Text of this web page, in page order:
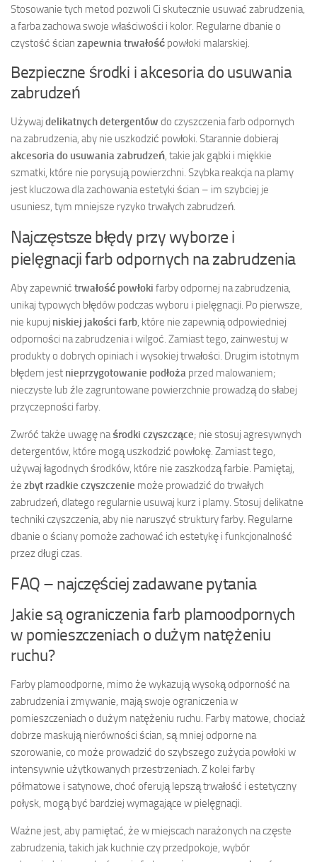
Stosowanie tych metod pozwoli Ci skutecznie usuwać zabrudzenia,
a farba zachowa swoje właściwości i kolor. Regularne dbanie o
czystość ścian zapewnia trwałość powłoki malarskiej.
Bezpieczne środki i akcesoria do usuwania
zabrudzeń
Używaj delikatnych detergentów do czyszczenia farb odpornych
na zabrudzenia, aby nie uszkodzić powłoki. Starannie dobieraj
akcesoria do usuwania zabrudzeń, takie jak gąbki i miękkie
szmatki, które nie porysują powierzchni. Szybka reakcja na plamy
jest kluczowa dla zachowania estetyki ścian – im szybciej je
usuniesz, tym mniejsze ryzyko trwałych zabrudzeń.
Najczęstsze błędy przy wyborze i
pielęgnacji farb odpornych na zabrudzenia
Aby zapewnić trwałość powłoki farby odpornej na zabrudzenia,
unikaj typowych błędów podczas wyboru i pielęgnacji. Po pierwsze,
nie kupuj niskiej jakości farb, które nie zapewnią odpowiedniej
odporności na zabrudzenia i wilgoć. Zamiast tego, zainwestuj w
produkty o dobrych opiniach i wysokiej trwałości. Drugim istotnym
błędem jest nieprzygotowanie podłoża przed malowaniem;
nieczyste lub źle zagruntowane powierzchnie prowadzą do słabej
przyczepności farby.
Zwróć także uwagę naśrodki czyszczące; nie stosuj agresywnych
detergentów, które mogą uszkodzić powłokę. Zamiast tego,
używaj łagodnych środków, które nie zaszkodzą farbie. Pamiętaj,
że zbyt rzadkie czyszczenie może prowadzić do trwałych
zabrudzeń, dlatego regularnie usuwaj kurz i plamy. Stosuj delikatne
techniki czyszczenia, aby nie naruszyć struktury farby. Regularne
dbanie o ściany pomoże zachować ich estetykę i funkcjonalność
przez długi czas.
FAQ – najczęściej zadawane pytania
Jakie są ograniczenia farb plamoodpornych
w pomieszczeniach o dużym natężeniu
ruchu?
Farby plamoodporne, mimo że wykazują wysoką odporność na
zabrudzenia i zmywanie, mają swoje ograniczenia w
pomieszczeniach o dużym natężeniu ruchu. Farby matowe, chociaż
dobrze maskują nierówności ścian, są mniej odporne na
szorowanie, co może prowadzić do szybszego zużycia powłoki w
intensywnie użytkowanych przestrzeniach. Z kolei farby
półmatowe i satynowe, choć oferują lepszą trwałość i estetyczny
połysk, mogą być bardziej wymagające w pielęgnacji.
Ważne jest, aby pamiętać, że w miejscach narażonych na częste
zabrudzenia, takich jak kuchnie czy przedpokoje, wybór